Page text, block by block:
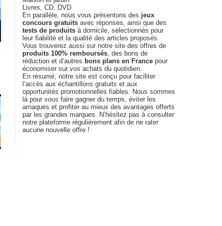
Livres, CD, DVD
En parallèle, nous vous présentons des jeux
concours gratuits avec réponses, ainsi que des
tests de produits à domicile, sélectionnés pour
leur fiabilité et la qualité des articles proposés.
Vous trouverez aussi sur notre site des offres de
produits 100% remboursés, des bons de
réduction et d’autres bons plans en France pour
économiser sur vos achats du quotidien.
En résumé, notre site est conçu pour faciliter
l’accès aux échantillons gratuits et aux
opportunités promotionnelles fiables. Nous sommes
là pour vous faire gagner du temps, éviter les
arnaques et profiter au mieux des avantages offerts
par les grandes marques. N’hésitez pas à consulter
notre plateforme régulièrement afin de ne rater
aucune nouvelle offre !